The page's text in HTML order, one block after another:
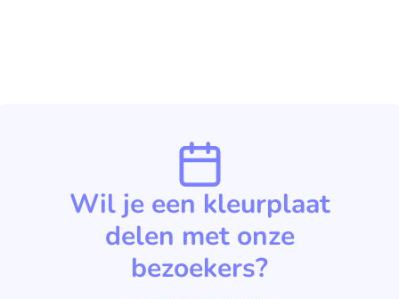
Wil je een kleurplaat
delen met onze
bezoekers?